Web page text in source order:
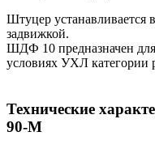
Штуцер устанавливается
задвижкой.
ШДФ 10 предназначен
условиях УХЛ
Технические
90-М